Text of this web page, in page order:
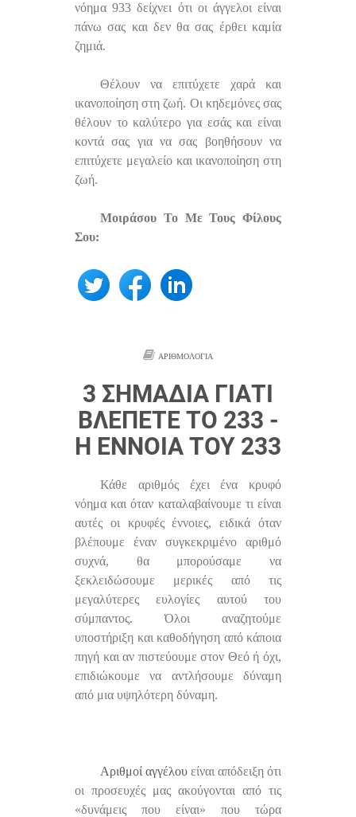
νόημα 933 δείχνει ότι οι άγγελοι είναι
πάνω σας και δεν θα σας έρθει καμία
ζημιά.
Θέλουν να επιτύχετε χαρά και
ικανοποίηση στη ζωή. Οι κηδεμόνες σας
θέλουν το καλύτερο για εσάς και είναι
κοντά σας για να σας βοηθήσουν να
επιτύχετε μεγαλείο και ικανοποίηση στη
ζωή.
Μοιράσου Το Με Τους Φίλους
Σου:
ΑΡΙΘΜΟΛΟΓΊΑ
3 ΣΗΜΆΔΙΑ ΓΙΑΤΊ
ΒΛΈΠΕΤΕ ΤΟ 233 -
Η ΈΝΝΟΙΑ ΤΟΥ 233
Κάθε αριθμός έχει ένα κρυφό
νόημα και όταν καταλαβαίνουμε τι είναι
αυτές οι κρυφές έννοιες, ειδικά όταν
βλέπουμε έναν συγκεκριμένο αριθμό
συχνά, θα μπορούσαμε να
ξεκλειδώσουμε μερικές από τις
μεγαλύτερες ευλογίες αυτού του
σύμπαντος. Όλοι αναζητούμε
υποστήριξη και καθοδήγηση από κάποια
πηγή και αν πιστεύουμε στον Θεό ή όχι,
επιδιώκουμε να αντλήσουμε δύναμη
από μια υψηλότερη δύναμη.
Αριθμοί αγγέλου είναι απόδειξη ότι
οι προσευχές μας ακούγονται από τις
«δυνάμεις που είναι» που τώρα